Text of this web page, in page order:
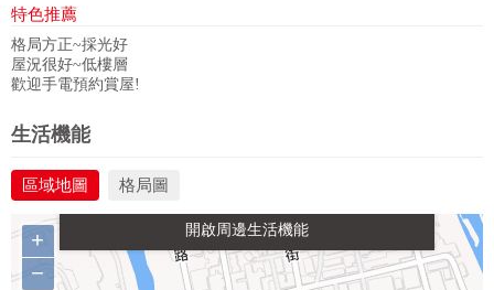
特色推薦
格局方正~採光好
屋況很好~低樓層
歡迎手電預約賞屋!
生活機能
區域地圖 格局圖
生活購物
+
−